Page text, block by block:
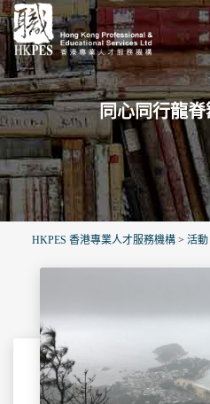
同心同行龍
HKPES 香港專業人才服務機構 > 活動